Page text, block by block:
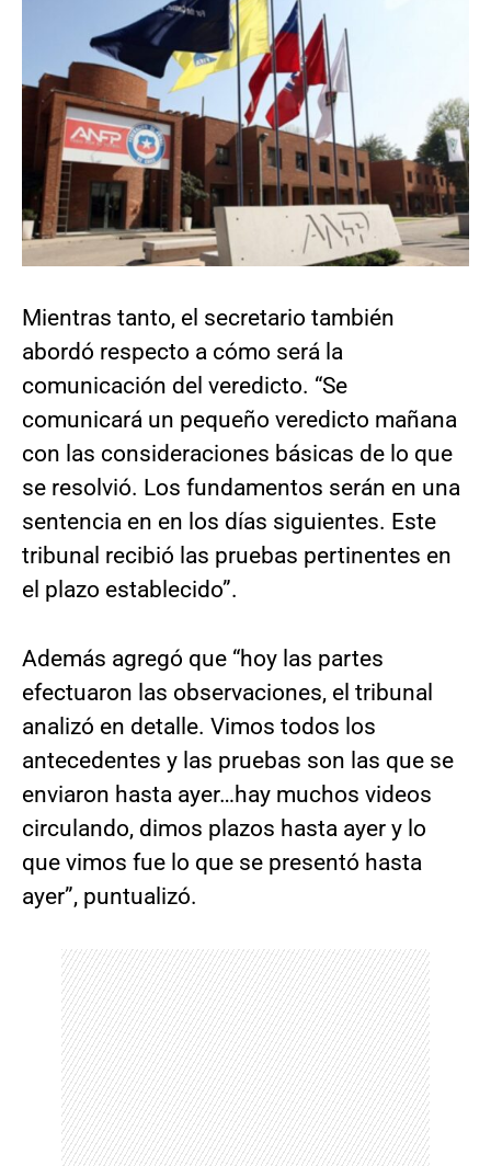
Mientras tanto, el secretario también
abordó respecto a cómo será la
comunicación del veredicto. “Se
comunicará un pequeño veredicto mañana
con las consideraciones básicas de lo que
se resolvió. Los fundamentos serán en una
sentencia en en los días siguientes. Este
tribunal recibió las pruebas pertinentes en
el plazo establecido”.
Además agregó que “hoy las partes
efectuaron las observaciones, el tribunal
analizó en detalle. Vimos todos los
antecedentes y las pruebas son las que se
enviaron hasta ayer…hay muchos videos
circulando, dimos plazos hasta ayer y lo
que vimos fue lo que se presentó hasta
ayer”, puntualizó.